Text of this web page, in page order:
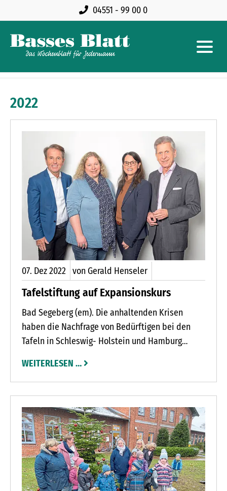
04551 - 99 00 0
2022
07. Dez2022 von Gerald Henseler
Tafelstiftung auf Expansionskurs
Bad Segeberg (em). Die anhaltenden Krisen
haben die Nachfrage von Bedürftigen bei den
Tafeln in Schleswig- Holstein und Hamburg
Tafeln im Norden kämpfen mit einem um rund 50
Prozent gestiegenen Andrang. Teilweise sind die
Einrichtungen sogar dazu gezwungen, einen
Aufnahmestopp von Tafelkunden zu verhängen
und Wartelisten zu führen. Die Mitglieder des
Vorstandes und des Kuratoriums der
Tafelstiftung Schleswig-Holstein-Hamburg
erörterten in ihrer gemeinsamen Sitzung bei der
Firma Möbel Kraft in Bad Segeberg diese
WEITERLESEN …